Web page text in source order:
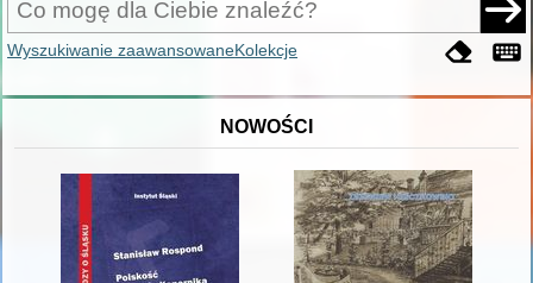
Wyszukiwanie zaawansowaneKolekcje
NOWOŚCI